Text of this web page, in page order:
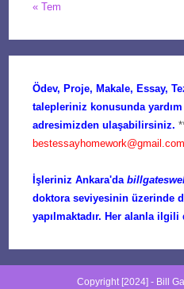
« Tem
Ödev, Proje, Makale, Essay,
talepleriniz konusunda
adresimizden ulaşabilirsiniz.
bestessayhomework@gmail.com
İşleriniz Ankara'da
doktora seviyesinin üzerinde
yapılmaktadır. Her alanla
Copyright [2024] - Bill